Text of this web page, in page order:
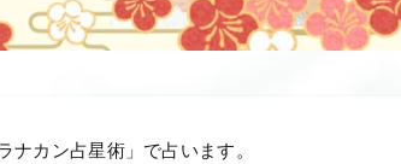
ナカン占星術」で占います。